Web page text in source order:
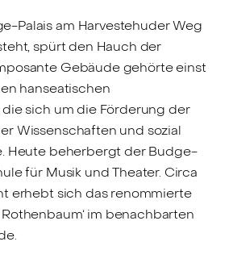
Palais am Harvestehuder Weg
spürt den Hauch der
Gebäude gehörte einst
hanseatischen
die sich um die Förderung der
Wissenschaften und sozial
Heute beherbergt der Budge-
für Musik und Theater. Circa
erhebt sich das renommierte
Rothenbaum‘ im benachbarten